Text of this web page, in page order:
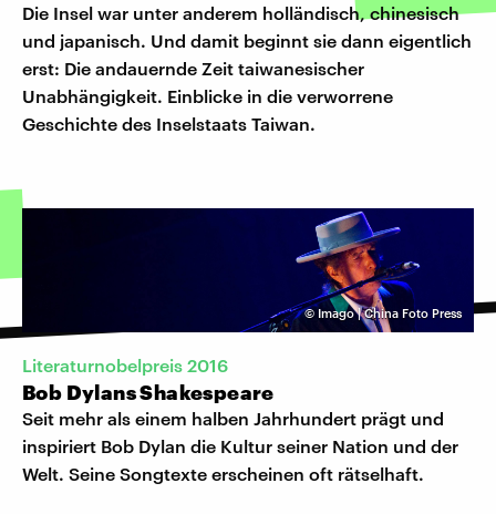
Die Insel war unter anderem holländisch, chinesisch
und japanisch. Und damit beginnt sie dann eigentlich
erst: Die andauernde Zeit taiwanesischer
Unabhängigkeit. Einblicke in die verworrene
Geschichte des Inselstaats Taiwan.
©Imago | China Foto Press
Literaturnobelpreis 2016
Bob Dylans Shakespeare
Seit mehr als einem halben Jahrhundert prägt und
inspiriert Bob Dylan die Kultur seiner Nation und der
Welt. Seine Songtexte erscheinen oft rätselhaft.